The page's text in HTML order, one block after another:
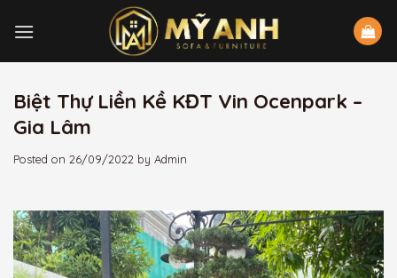
Biệt Thự Liền Kề KĐT Vin Ocenpark –
Gia Lâm
Posted on 26/09/2022 by Admin